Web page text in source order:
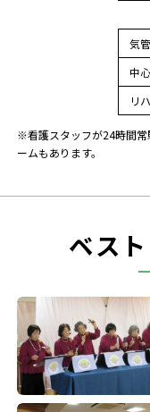
気
中
リ
※看護スタッフが24時間常
ームもあります。
ベス